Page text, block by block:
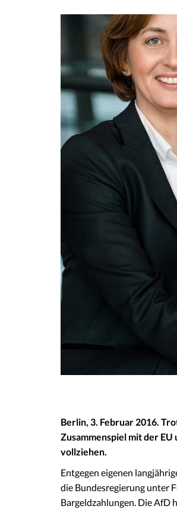
Berlin, 3. Februar 2016.
Zusammenspiel mit der EU
vollziehen.
Entgegen eigenen
die Bundesregierung unter
Bargeldzahlungen. Die AfD